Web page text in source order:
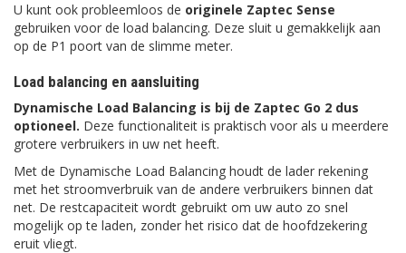
U kunt ook probleemloos de originele Zaptec Sense
gebruiken voor de load balancing. Deze sluit u gemakkelijk aan
op de P1 poort van de slimme meter.
Load balancing en aansluiting
Dynamische Load Balancing is bij de Zaptec Go 2 dus
optioneel. Deze functionaliteit is praktisch voor als u meerdere
grotere verbruikers in uw net heeft.
Met de Dynamische Load Balancing houdt de lader rekening
met het stroomverbruik van de andere verbruikers binnen dat
net. De restcapaciteit wordt gebruikt om uw auto zo snel
mogelijk op te laden, zonder het risico dat de hoofdzekering
eruit vliegt.